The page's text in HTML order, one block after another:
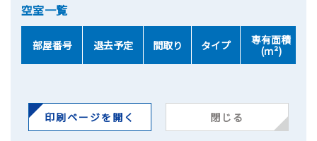
空室一覧
部屋番号 退去予定 間取り タイプ
専有面積
(ｍ²)
印刷ページを開く 閉じる